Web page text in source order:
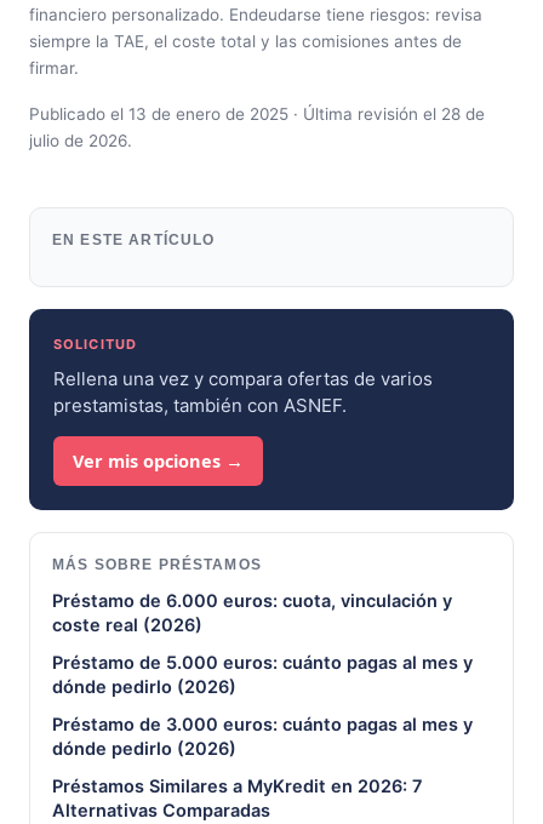
financiero personalizado. Endeudarse tiene riesgos: revisa
siempre la TAE, el coste total y las comisiones antes de
firmar.
Publicado el 13 de enero de 2025 · Última revisión el 28 de
julio de 2026.
EN ESTE ARTÍCULO
SOLICITUD
Rellena una vez y compara ofertas de varios
prestamistas, también con ASNEF.
Ver mis opciones →
MÁS SOBRE PRÉSTAMOS
Préstamo de 6.000 euros: cuota, vinculación y
coste real (2026)
Préstamo de 5.000 euros: cuánto pagas al mes y
dónde pedirlo (2026)
Préstamo de 3.000 euros: cuánto pagas al mes y
dónde pedirlo (2026)
Préstamos Similares a MyKredit en 2026: 7
Alternativas Comparadas